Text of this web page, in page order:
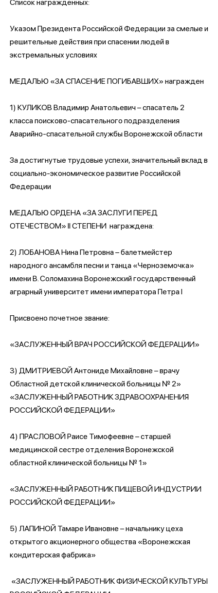
Список награжденных:
Указом Президента Российской Федерации за смелые и
решительные действия при спасении людей в
экстремальных условиях
МЕДАЛЬЮ «ЗА СПАСЕНИЕ ПОГИБАВШИХ» награжден
1) КУЛИКОВ Владимир Анатольевич – спасатель 2
класса поисково-спасательного подразделения
Аварийно-спасательной службы Воронежской области
За достигнутые трудовые успехи, значительный вклад в
социально-экономическое развитие Российской
Федерации
МЕДАЛЬЮ ОРДЕНА «ЗА ЗАСЛУГИ ПЕРЕД
ОТЕЧЕСТВОМ» II СТЕПЕНИ награждена:
2) ЛОБАНОВА Нина Петровна – балетмейстер
народного ансамбля песни и танца «Черноземочка»
имени В. Соломахина Воронежский государственный
аграрный университет имени императора Петра I
Присвоено почетное звание:
«ЗАСЛУЖЕННЫЙ ВРАЧ РОССИЙСКОЙ ФЕДЕРАЦИИ»
3) ДМИТРИЕВОЙ Антониде Михайловне – врачу
Областной детской клинической больницы № 2»
«ЗАСЛУЖЕННЫЙ РАБОТНИК ЗДРАВООХРАНЕНИЯ
РОССИЙСКОЙ ФЕДЕРАЦИИ»
4) ПРАСЛОВОЙ Раисе Тимофеевне – старшей
медицинской сестре отделения Воронежской
областной клинической больницы № 1»
«ЗАСЛУЖЕННЫЙ РАБОТНИК ПИЩЕВОЙ ИНДУСТРИИ
РОССИЙСКОЙ ФЕДЕРАЦИИ»
5) ЛАПИНОЙ Тамаре Ивановне – начальнику цеха
открытого акционерного общества «Воронежская
кондитерская фабрика»
«ЗАСЛУЖЕННЫЙ РАБОТНИК ФИЗИЧЕСКОЙ КУЛЬТУРЫ